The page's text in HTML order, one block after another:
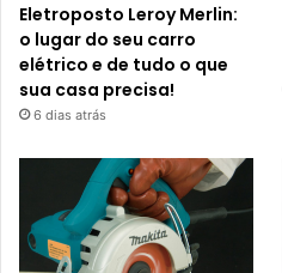
Eletroposto Leroy Merlin:
o lugar do seu carro
elétrico e de tudo o que
sua casa precisa!
6 dias atrás